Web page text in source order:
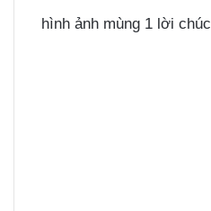
hình ảnh mùng 1 lời chúc